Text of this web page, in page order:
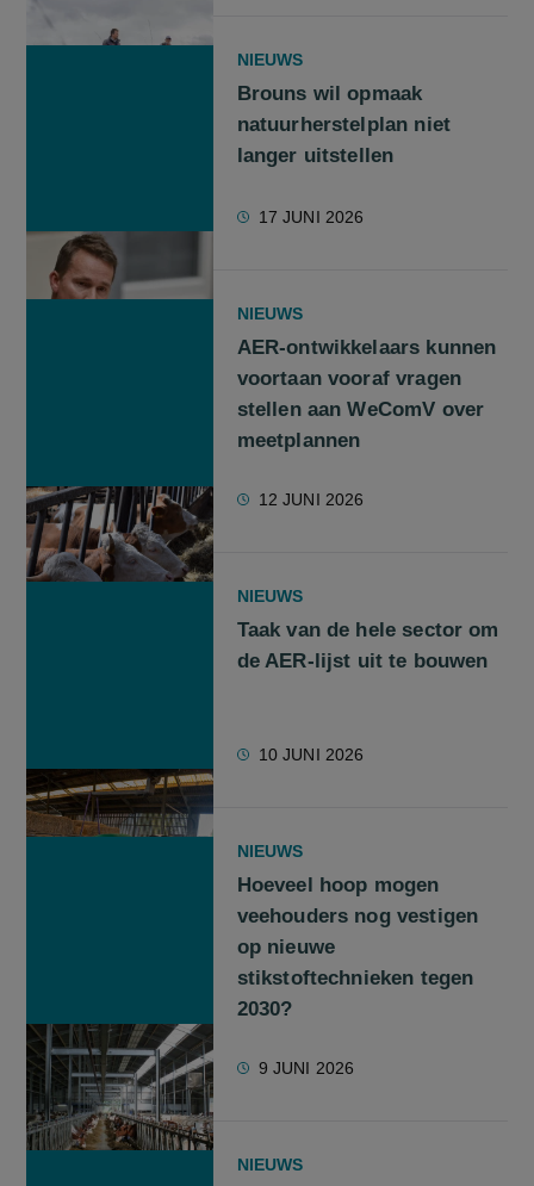
NIEUWS
Brouns wil opmaak
natuurherstelplan niet
langer uitstellen
17 JUNI 2026
NIEUWS
AER-ontwikkelaars kunnen
voortaan vooraf vragen
stellen aan WeComV over
meetplannen
12 JUNI 2026
NIEUWS
Taak van de hele sector om
de AER-lijst uit te bouwen
10 JUNI 2026
NIEUWS
Hoeveel hoop mogen
veehouders nog vestigen
op nieuwe
stikstoftechnieken tegen
2030?
9 JUNI 2026
NIEUWS